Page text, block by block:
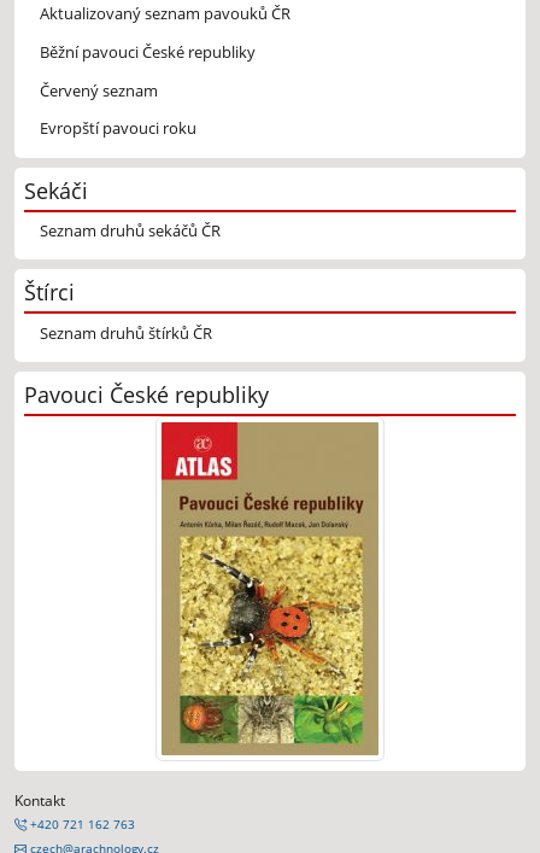
Aktualizovaný seznam pavouků ČR
Běžní pavouci České republiky
Červený seznam
Evropští pavouci roku
Sekáči
Seznam druhů sekáčů ČR
Štírci
Seznam druhů štírků ČR
Pavouci České republiky
Kontakt
+420 721 162 763
czech@arachnology.cz